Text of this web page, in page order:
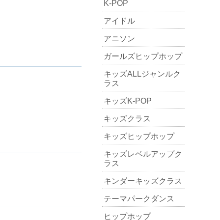
K-POP
アイドル
アニソン
ガールズヒップホップ
キッズALLジャンルク
ラス
キッズK-POP
キッズクラス
キッズヒップホップ
キッズレベルアップク
ラス
キンダーキッズクラス
テーマパークダンス
ヒップホップ